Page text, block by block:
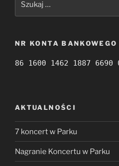
NR KONTA BANKOWEGO
86 1600 1462 1887 6690
AKTUALNOŚCI
7 koncert w Parku
Nagranie Koncertu w Parku